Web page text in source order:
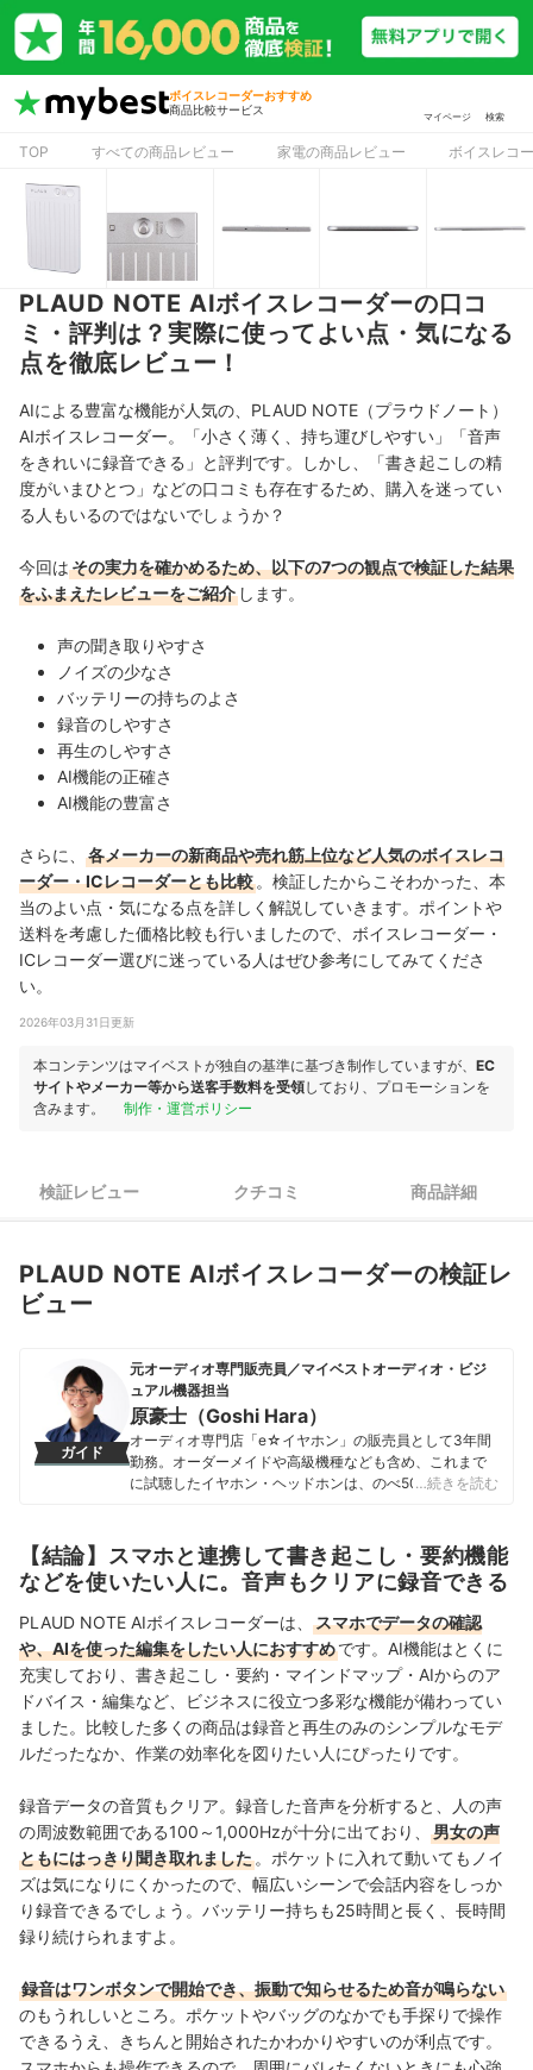
ボイスレコーダーおすすめ
商品比較サービス
マイページ 検索
TOP すべての商品レビュー 家電の商品レビュー ボイスレコ
PLAUD NOTE AIボイスレコーダーの口コ
ミ・評判は？実際に使ってよい点・気になる
点を徹底レビュー！
AIによる豊富な機能が人気の、PLAUD NOTE（プラウドノート）
AIボイスレコーダー。
「小さく薄く、持ち運びしやすい 」「音声
をきれいに録音できる」 と評判です。しかし、「書き起こしの精
度がいまひとつ」 などの口コミも存在するため、購入を迷ってい
る人もいるのではないでしょうか？
今回はその実力を確かめるため、以下の7つの観点で検証した結果
をふまえたレビューをご紹介 します。
声の聞き取りやすさ
ノイズの少なさ
バッテリーの持ちのよさ
録音のしやすさ
再生のしやすさ
AI機能の正確さ
AI機能の豊富さ
さらに、
各メーカーの新商品や売れ筋上位など人気のボイスレコ
ーダー・ICレコーダーとも比較 。検証したからこそわかった、本
当のよい点・気になる点を詳しく解説していきます。ポイントや
送料を考慮した価格比較も行いましたので、ボイスレコーダー・
ICレコーダー選びに迷っている人はぜひ参考にしてみてくださ
い。
2026年03月31日更新
本コンテンツはマイベストが独自の基準に基づき制作していますが、 EC
サイトやメーカー等から送客手数料を受領しており、プロモーションを
含みます。
制作・運営ポリシー
検証レビュー クチコミ 商品詳細
PLAUD NOTE AIボイスレコーダーの検証レ
ビュー
ガイド
元オーディオ専門販売員／マイベストオーディオ・ビジ
ュアル機器担当
原豪士（Goshi Hara）
オーディオ専門店「e☆イヤホン」の販売員として3年間
勤務。オーダーメイドや高級機種なども含め、これまで
に試聴したイヤホン・ヘッドホンは、のべ500種類を超
持っている。 その後、2023年にmybestへ入社し、豊富
な知識を活かしてオーディオ・ビジュアル機器のガイド
を担当。「顧客のニーズを真摯に考えて提案する」をモ
ットーに、ユーザーに寄り添った企画・コンテンツ制作
を日々行っている。
原豪士（Goshi Hara）のプロフィール
…続きを読む
【結論】スマホと連携して書き起こし・要約機能
などを使いたい人に。音声もクリアに録音できる
PLAUD NOTE AIボイスレコーダーは、
スマホでデータの確認
や、AIを使った編集をしたい人におすすめです。AI機能はとくに
充実しており、書き起こし・要約・マインドマップ・AIからのア
ドバイス・編集など、ビジネスに役立つ多彩な機能が備わってい
ました。比較した多くの商品は録音と再生のみのシンプルなモデ
ルだったなか、作業の効率化を図りたい人にぴったりです。
録音データの音質もクリア。録音した音声を分析すると、人の声
の周波数範囲である100～1,000Hzが十分に出ており、
男女の声
ともにはっきり聞き取れました 。ポケットに入れて動いてもノイ
ズは気になりにくかったので、幅広いシーンで会話内容をしっか
り録音できるでしょう。バッテリー持ちも25時間と長く、長時間
録り続けられますよ。
録音はワンボタンで開始でき、振動で知らせるため音が鳴らない
のもうれしいところ。ポケットやバッグのなかでも手探りで操作
できるうえ、きちんと開始されたかわかりやすいのが利点です。